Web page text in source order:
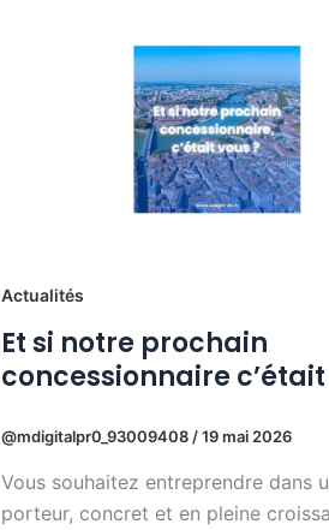
Actualités
Et si notre prochain
concessionnaire c’était
@mdigitalpr0_93009408 /19 mai 2026
Vous souhaitez entreprendre dans
porteur, concret et en pleine